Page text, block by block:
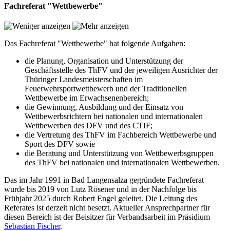
Fachreferat "Wettbewerbe"
Das Fachreferat "Wettbewerbe" hat folgende Aufgaben:
die Planung, Organisation und Unterstützung der
Geschäftsstelle des ThFV und der jeweiligen Ausrichter der
Thüringer Landesmeisterschaften im
Feuerwehrsportwettbewerb und der Traditionellen
Wettbewerbe im Erwachsenenbereich;
die Gewinnung, Ausbildung und der Einsatz von
Wettbewerbsrichtern bei nationalen und internationalen
Wettbewerben des DFV und des CTIF;
die Vertretung des ThFV im Fachbereich Wettbewerbe und
Sport des DFV sowie
die Beratung und Unterstützung von Wettbewerbsgruppen
des ThFV bei nationalen und internationalen Wettbewerben.
Das im Jahr 1991 in Bad Langensalza gegründete Fachreferat
wurde bis 2019 von Lutz Rösener und in der Nachfolge bis
Frühjahr 2025 durch Robert Engel geleitet. Die Leitung des
Referates ist derzeit nicht besetzt. Aktueller Ansprechpartner für
diesen Bereich ist der Beisitzer für Verbandsarbeit im Präsidium
Sebastian Fischer.